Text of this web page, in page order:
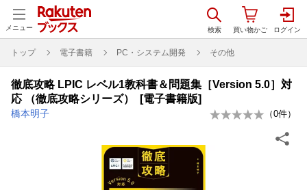
メニュー
トップ 電子書籍 PC・システム開発 その他
徹底攻略 LPIC レベル1教科書＆問題集［Version 5.0］対
応 （徹底攻略シリーズ） [電子書籍版]
橋本明子 （0件）